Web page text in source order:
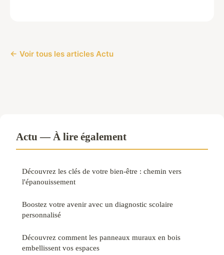
← Voir tous les articles Actu
Actu — À lire également
Découvrez les clés de votre bien-être : chemin vers
l'épanouissement
Boostez votre avenir avec un diagnostic scolaire
personnalisé
Découvrez comment les panneaux muraux en bois
embellissent vos espaces